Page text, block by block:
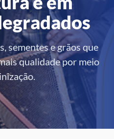
sementes e grãos que
qualidade por meio